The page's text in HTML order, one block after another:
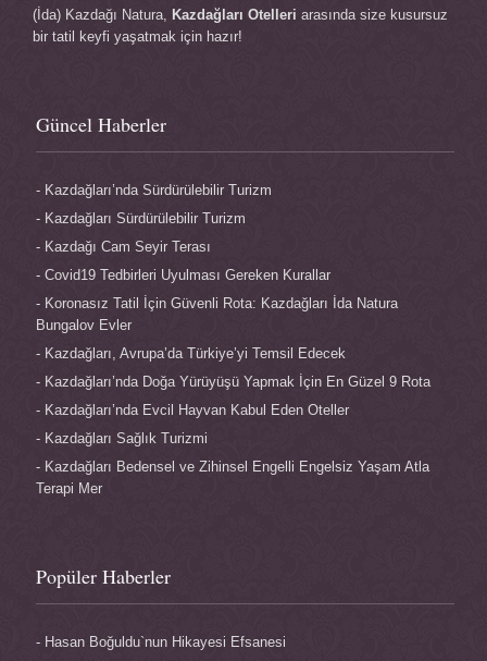
(İda) Kazdağı Natura, Kazdağları Otelleri arasında size kusursuz
bir tatil keyfi yaşatmak için hazır!
Güncel Haberler
Kazdağları’nda Sürdürülebilir Turizm
Kazdağları Sürdürülebilir Turizm
Kazdağı Cam Seyir Terası
Covid19 Tedbirleri Uyulması Gereken Kurallar
Koronasız Tatil İçin Güvenli Rota: Kazdağları İda Natura
Bungalov Evler
Kazdağları, Avrupa’da Türkiye’yi Temsil Edecek
Kazdağları’nda Doğa Yürüyüşü Yapmak İçin En Güzel 9 Rota
Kazdağları’nda Evcil Hayvan Kabul Eden Oteller
Kazdağları Sağlık Turizmi
Kazdağları Bedensel ve Zihinsel Engelli Engelsiz Yaşam Atla
Terapi Mer
Popüler Haberler
Hasan Boğuldu`nun Hikayesi Efsanesi